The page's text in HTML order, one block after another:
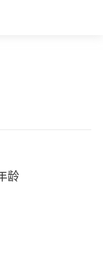
龄